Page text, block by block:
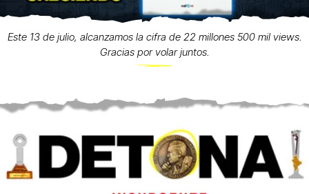
Este 13 de julio, alcanzamos la cifra de 22 millones 500 mil views.
Gracias por volar juntos.